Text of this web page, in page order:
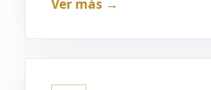
Ver más →